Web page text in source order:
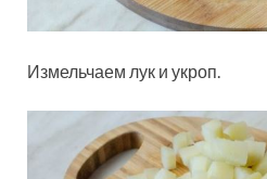
Измельчаем лук и укроп.